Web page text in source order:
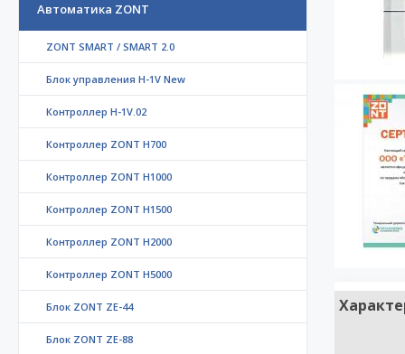
Автоматика ZONT
ZONT SMART / SMART 2.0
Блок управления H-1V New
Контроллер H-1V.02
Контроллер ZONT H700
Контроллер ZONT H1000
Контроллер ZONT H1500
Контроллер ZONT H2000
Контроллер ZONT H5000
Блок ZONT ZE-44
Блок ZONT ZE-88